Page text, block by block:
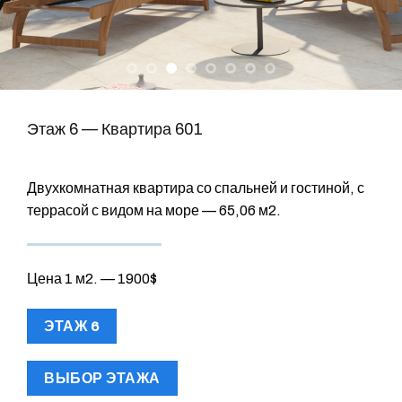
Этаж 6 — Квартира 601
Двухкомнатная квартира со спальней и гостиной, с
террасой с видом на море — 65,06 м2.
Цена 1 м2. — 1900$
ЭТАЖ 6
ВЫБОР ЭТАЖА